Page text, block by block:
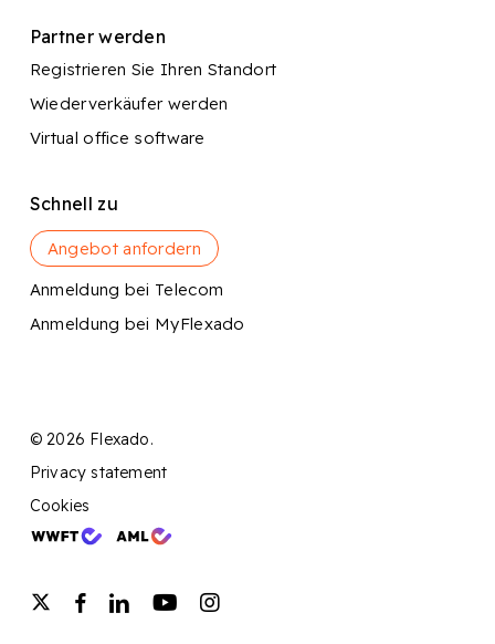
Partner werden
Registrieren Sie Ihren Standort
Wiederverkäufer werden
Virtual office software
Schnell zu
Angebot anfordern
Anmeldung bei Telecom
Anmeldung bei MyFlexado
© 2026 Flexado.
Privacy statement
Cookies
twitterfacebooklinkedinyoutubeinstagram